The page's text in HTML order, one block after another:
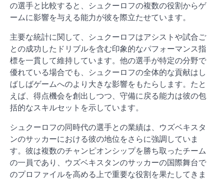
の選手と比較すると、シュクーロフの複数の役割からゲ
ームに影響を与える能力が彼を際立たせています。
主要な統計に関して、シュクーロフはアシストや試合ご
との成功したドリブルを含む印象的なパフォーマンス指
標を一貫して維持しています。他の選手が特定の分野で
優れている場合でも、シュクーロフの全体的な貢献はし
ばしばゲームへのより大きな影響をもたらします。たと
えば、得点機会を創出しつつ、守備に戻る能力は彼の包
括的なスキルセットを示しています。
シュクーロフの同時代の選手との業績は、ウズベキスタ
ンのサッカーにおける彼の地位をさらに強調していま
す。彼は複数のチャンピオンシップを勝ち取ったチーム
の一員であり、ウズベキスタンのサッカーの国際舞台で
のプロファイルを高める上で重要な役割を果たしてきま